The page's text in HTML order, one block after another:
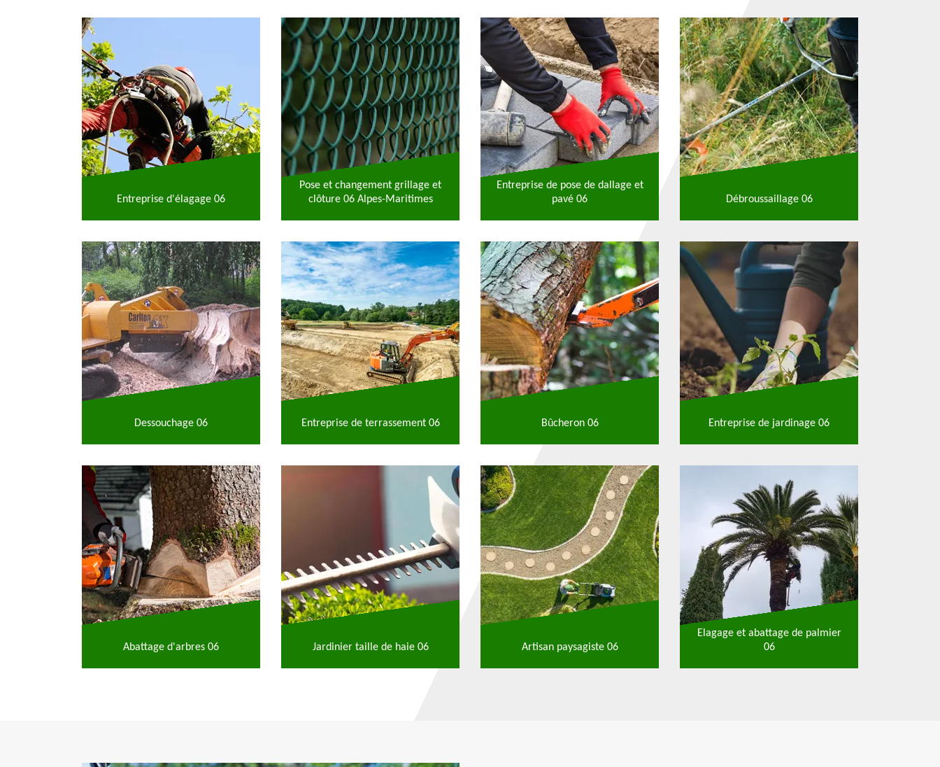
Entreprise d'élagage 06
Pose et changement grillage et
clôture 06 Alpes-Maritimes
Entreprise de pose de dallage et
pavé 06
Débroussaillage 06
Dessouchage 06 Entreprise de terrassement 06 Bûcheron 06 Entreprise de jardinage 06
Abattage d'arbres 06 Jardinier taille de haie 06 Artisan paysagiste 06
Elagage et abattage de palmier
06